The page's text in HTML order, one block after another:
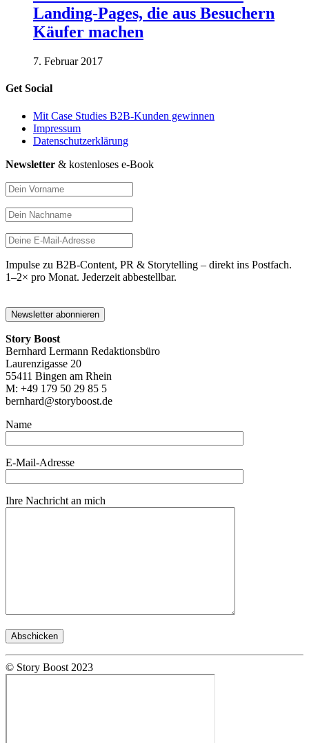
Landing-Pages, die aus Besuchern
Käufer machen
7. Februar 2017
Get Social
Mit Case Studies B2B-Kunden gewinnen
Impressum
Datenschutzerklärung
Newsletter & kostenloses e-Book
Impulse zu B2B-Content, PR & Storytelling – direkt ins Postfach.
1–2× pro Monat. Jederzeit abbestellbar.
Story Boost
Bernhard Lermann Redaktionsbüro
Laurenzigasse 20
55411 Bingen am Rhein
M: +49 179 50 29 85 5
bernhard@storyboost.de
Name
E-Mail-Adresse
Ihre Nachricht an mich
© Story Boost 2023